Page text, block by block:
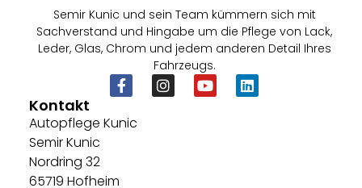
Semir Kunic und sein Team kümmern sich mit
Sachverstand und Hingabe um die Pflege von Lack,
Leder, Glas, Chrom und jedem anderen Detail Ihres
Fahrzeugs.
Kontakt
Autopflege Kunic
Semir Kunic
Nordring 32
65719 Hofheim